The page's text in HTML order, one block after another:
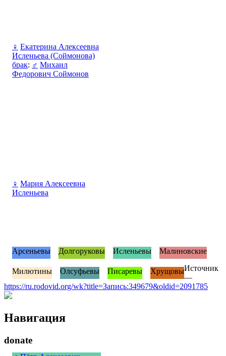
♀ Екатерина Алексеевна
Исленьева (Соймонова)
брак: ♂ Михаил
Федорович Соймонов
♀ Мария Алексеевна
Исленьева
Арсеньевы Долгоруковы Исленьевы Малиновские
Милютины Олсуфьевы Писаревы ХрущовыИсточник
—
https://ru.rodovid.org/wk?title=Запись:349679&oldid=2091785
Навигация
donate